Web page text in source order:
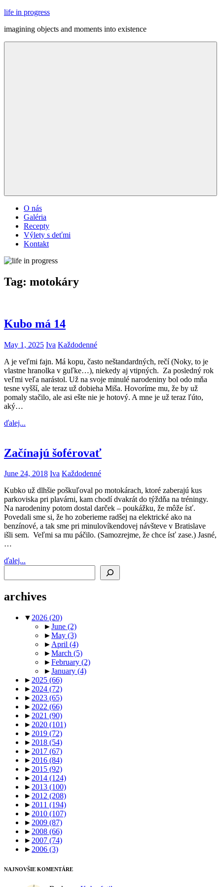
Skip
content
life in progress
imagining objects and moments into existence
O nás
Galéria
Recepty
Výlety s deťmi
Kontakt
Tag: motokáry
Kubo má 14
May 1, 2025 Iva Každodenné
A je veľmi fajn. Má kopu, často neštandardných, rečí (Noky, to je
vlastne hranolka v guľke…), niekedy aj vtipných. Za posledný rok
veľmi veľa narástol. Už na svoje minulé narodeniny bol odo mňa
tesne vyšší, ale teraz už dobieha Miša. Hovoríme mu, že by už
pomaly stačilo, ale asi ešte nie je hotový. A mne je už teraz ľúto,
aký…
ďalej...
Začínajú šoférovať
June 24, 2018 Iva Každodenné
Kubko už dlhšie poškuľoval po motokárach, ktoré zaberajú kus
parkoviska pri plavárni, kam chodí dvakrát do týždňa na tréningy.
Na narodeniny potom dostal darček – poukážku, že môže ísť.
Povedali sme si, že ho zoberieme radšej na elektrické ako na
benzínové, a tak sme pri minulovíkendovej návšteve v Bratislave
išli sem. Veľmi sa mu páčilo. (Samozrejme, že chce ísť zase.) Jasné,
…
ďalej...
archives
▼ 2026 (20)
►June (2)
►May (3)
► April (4)
►March (5)
►February (2)
►January (4)
► 2025 (66)
► 2024 (72)
► 2023 (65)
► 2022 (66)
► 2021 (90)
► 2020 (101)
► 2019 (72)
► 2018 (54)
► 2017 (67)
► 2016 (84)
► 2015 (92)
► 2014 (124)
► 2013 (100)
► 2012 (208)
► 2011 (194)
► 2010 (107)
► 2009 (87)
► 2008 (66)
► 2007 (74)
► 2006 (3)
NAJNOVŠIE KOMENTÁRE